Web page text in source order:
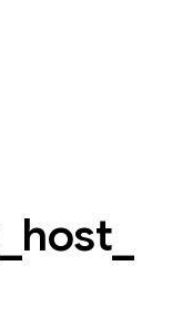
host